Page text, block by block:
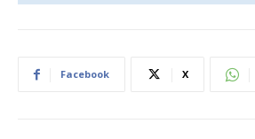
c
b
ss
n
tt
ail tF d
e
Facebook X